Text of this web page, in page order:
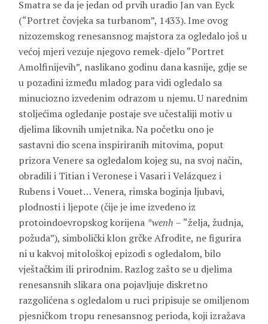
Smatra se da je jedan od prvih uradio Jan van Eyck
(“Portret čovjeka sa turbanom”, 1433). Ime ovog
nizozemskog renesansnog majstora za ogledalo još u
većoj mjeri vezuje njegovo remek-djelo “Portret
Amolfinijevih”, naslikano godinu dana kasnije, gdje se
u pozadini između mladog para vidi ogledalo sa
minuciozno izvedenim odrazom u njemu. U narednim
stoljećima ogledanje postaje sve učestaliji motiv u
djelima likovnih umjetnika. Na početku ono je
sastavni dio scena inspiriranih mitovima, poput
prizora Venere sa ogledalom kojeg su, na svoj način,
obradili i Titian i Veronese i Vasari i Velázquez i
Rubens i Vouet… Venera, rimska boginja ljubavi,
plodnosti i ljepote (čije je ime izvedeno iz
protoindoevropskog korijena *wenh – “želja, žudnja,
požuda”), simbolički klon grčke Afrodite, ne figurira
ni u kakvoj mitološkoj epizodi s ogledalom, bilo
vještačkim ili prirodnim. Razlog zašto se u djelima
renesansnih slikara ona pojavljuje diskretno
razgolićena s ogledalom u ruci pripisuje se omiljenom
pjesničkom tropu renesansnog perioda, koji izražava